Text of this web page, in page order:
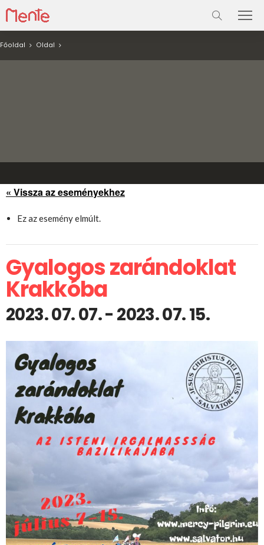
Főoldal Oldal
« Vissza az eseményekhez
Ez az esemény elmúlt.
Gyalogos zarándoklat
Krakkóba
2023. 07. 07.- 2023. 07. 15.